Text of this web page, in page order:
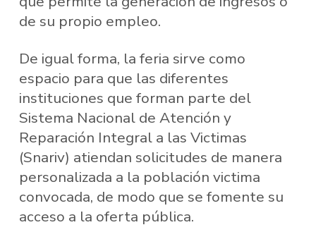
de su propio empleo.
De igual forma, la feria sirve como
espacio para que las diferentes
instituciones que forman parte del
Sistema Nacional de Atención y
Reparación Integral a las Victimas
(Snariv) atiendan solicitudes de manera
personalizada a la población victima
convocada, de modo que se fomente su
acceso a la oferta pública.